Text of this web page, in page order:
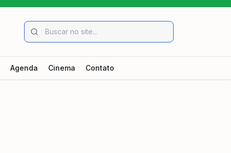
Agenda Cinema Contato